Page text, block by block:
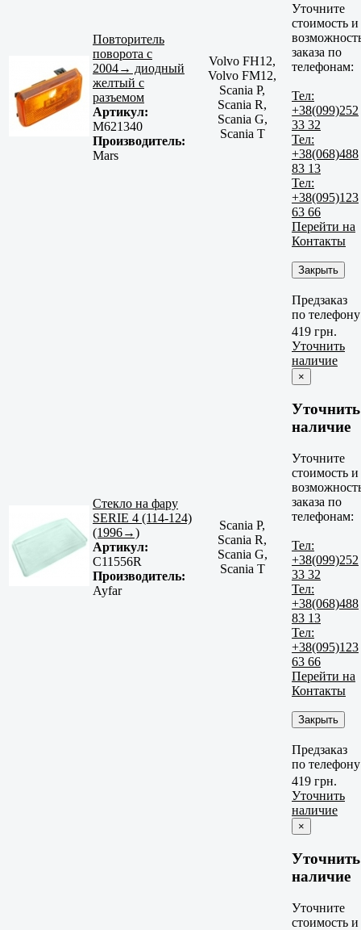
Повторитель
поворота с
2004→ диодный
желтый с
разъемом
Артикул:
M621340
Производитель:
Mars
Volvo FH12,
Volvo FM12,
Scania P,
Scania R,
Scania G,
Scania T
Уточните
стоимость и
заказа по
телефонам:
Тел:
+38(099)252
33 32
Тел:
+38(068)488
83 13
Тел:
+38(095)123
63 66
Перейти на
Контакты
Закрыть
Предзаказ
по телефону
Стекло на фару
SERIE 4 (114-124)
(1996→)
Артикул:
C11556R
Производитель:
Ayfar
Scania P,
Scania R,
Scania G,
Scania T
419 грн.
Уточнить
наличие
×
Уточнить
наличие
Уточните
стоимость и
заказа по
телефонам:
Тел:
+38(099)252
33 32
Тел:
+38(068)488
83 13
Тел:
+38(095)123
63 66
Перейти на
Контакты
Закрыть
Предзаказ
по телефону
419 грн.
Уточнить
наличие
×
Уточнить
наличие
Уточните
стоимость и